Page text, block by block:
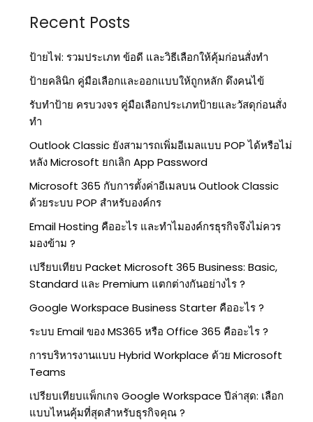
Recent Posts
ป้ายไฟ: รวมประเภท ข้อดี และวิธีเลือกให้คุ้มก่อนสั่งทำ
ป้ายคลินิก คู่มือเลือกและออกแบบให้ถูกหลัก ดึงคนไข้
รับทำป้าย ครบวงจร คู่มือเลือกประเภทป้ายและวัสดุก่อนสั่ง
ทำ
Outlook Classic ยังสามารถเพิ่มอีเมลแบบ POP ได้หรือไม่
หลัง Microsoft ยกเลิก App Password
Microsoft 365 กับการตั้งค่าอีเมลบน Outlook Classic
ด้วยระบบ POP สำหรับองค์กร
Email Hosting คืออะไร และทำไมองค์กรธุรกิจจึงไม่ควร
มองข้าม ?
เปรียบเทียบ Packet Microsoft 365 Business: Basic,
Standard และ Premium แตกต่างกันอย่างไร ?
Google Workspace Business Starter คืออะไร ?
ระบบ Email ของ MS365 หรือ Office 365 คืออะไร ?
การบริหารงานแบบ Hybrid Workplace ด้วย Microsoft
Teams
เปรียบเทียบแพ็กเกจ Google Workspace ปีล่าสุด: เลือก
แบบไหนคุ้มที่สุดสำหรับธุรกิจคุณ ?